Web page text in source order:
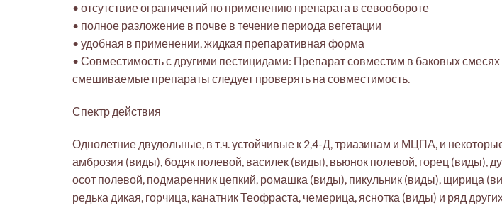
• отсутствие ограничений по применению препарата в севообороте
• полное разложение в почве в течение периода вегетации
• удобная в применении, жидкая препаративная форма
• Совместимость с другими пестицидами: Препарат совместим в баковых
смешиваемые препараты следует проверять на совместимость.
Спектр действия
Однолетние двудольные, в т.ч. устойчивые к 2,4-Д, триазинам и МЦПА, и
амброзия (виды), бодяк полевой, василек (виды), вьюнок полевой, горец (виды),
осот полевой, подмаренник цепкий, ромашка (виды), пикульник (виды), щирица
редька дикая, горчица, канатник Теофраста, чемерица, яснотка (виды) и ряд